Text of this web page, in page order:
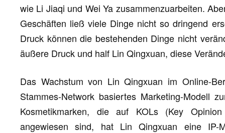
wie Li Jiaqi und Wei Ya zusammenzuarbeiten.
Geschäften ließ viele Dinge nicht so dringend
Druck können die bestehenden Dinge nicht
äußere Druck und half Lin Qingxuan, diese
Das Wachstum von Lin Qingxuan im Online-
Stammes-Network basiertes Marketing-Modell
Kosmetikmarken, die auf KOLs (Key
angewiesen sind, hat Lin Qingxuan eine IP-